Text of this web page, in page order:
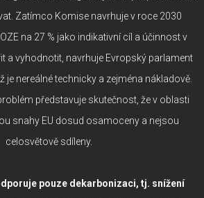
Zatímco Komise navrhuje v roce 2030
na 27 % jako indikativní cíl a účinnost v
a vyhodnotit, navrhuje Evropský parlament
je nereálné technicky a zejména nákladově.
představuje skutečnost, že v oblasti
snahy EU dosud osamoceny a nejsou
celosvětově sdíleny.
pouze dekarbonizaci, tj. snížení